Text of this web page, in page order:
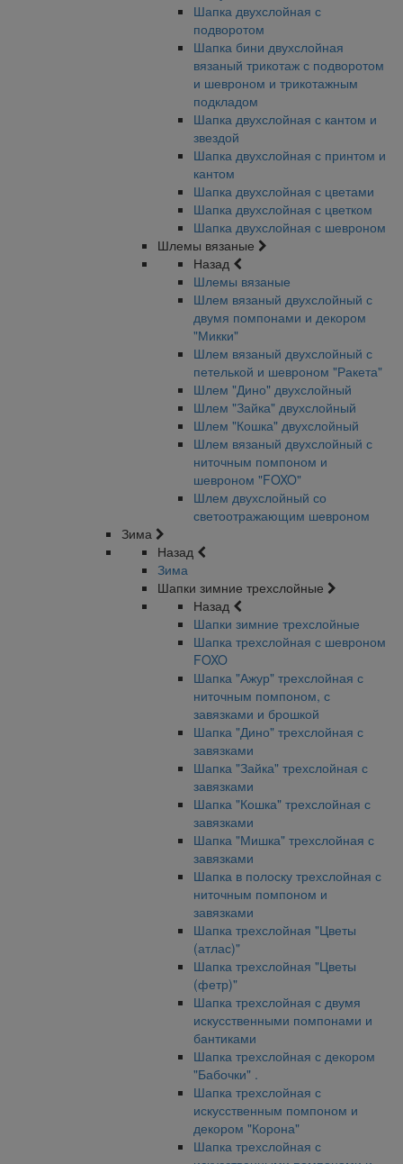
Шапка двухслойная с
подворотом
Шапка бини двухслойная
вязаный трикотаж с подворотом
и шевроном и трикотажным
подкладом
Шапка двухслойная с кантом и
звездой
Шапка двухслойная с принтом и
кантом
Шапка двухслойная с цветами
Шапка двухслойная с цветком
Шапка двухслойная с шевроном
Шлемы вязаные
Назад
Шлемы вязаные
Шлем вязаный двухслойный с
двумя помпонами и декором
"Микки"
Шлем вязаный двухслойный с
петелькой и шевроном "Ракета"
Шлем "Дино" двухслойный
Шлем "Зайка" двухслойный
Шлем "Кошка" двухслойный
Шлем вязаный двухслойный с
ниточным помпоном и
шевроном "FOXO"
Шлем двухслойный со
светоотражающим шевроном
Зима
Назад
Зима
Шапки зимние трехслойные
Назад
Шапки зимние трехслойные
Шапка трехслойная с шевроном
FOXO
Шапка "Ажур" трехслойная с
ниточным помпоном, с
завязками и брошкой
Шапка "Дино" трехслойная с
завязками
Шапка "Зайка" трехслойная с
завязками
Шапка "Кошка" трехслойная с
завязками
Шапка "Мишка" трехслойная с
завязками
Шапка в полоску трехслойная с
ниточным помпоном и
завязками
Шапка трехслойная "Цветы
(атлас)"
Шапка трехслойная "Цветы
(фетр)"
Шапка трехслойная с двумя
искусственными помпонами и
бантиками
Шапка трехслойная с декором
"Бабочки" .
Шапка трехслойная с
искусственным помпоном и
декором "Корона"
Шапка трехслойная с